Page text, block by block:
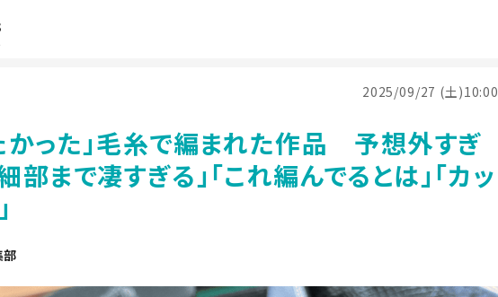
2025/09/27 (土)10:00
かった」毛糸で編まれた作品 予想外すぎ
部まで凄すぎる」「これ編んでるとは」「カッ
部